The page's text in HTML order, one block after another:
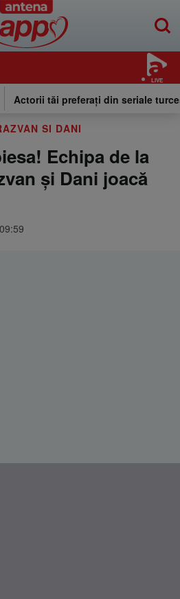
LIVE
Actorii tăi preferați din seriale
SI DANI
Echipa de la
și Dani joacă